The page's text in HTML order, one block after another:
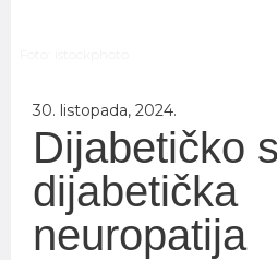
30. listopada, 2024.
Dijabetičko
dijabetička
neuropatija